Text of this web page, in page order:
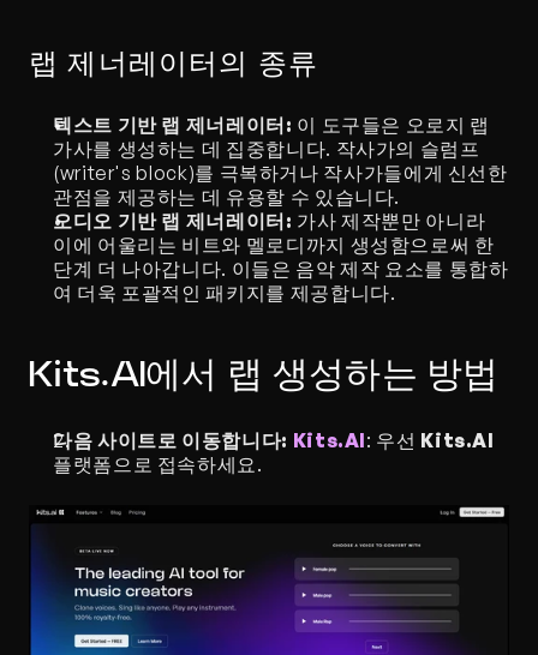
랩 제너레이터의 종류
텍스트 기반 랩 제너레이터: 이 도구들은 오로지 랩
가사를 생성하는 데 집중합니다. 작사가의 슬럼프
(writer's block)를 극복하거나 작사가들에게 신선한
관점을 제공하는 데 유용할 수 있습니다.
오디오 기반 랩 제너레이터: 가사 제작뿐만 아니라
이에 어울리는 비트와 멜로디까지 생성함으로써 한
단계 더 나아갑니다. 이들은 음악 제작 요소를 통합하
여 더욱 포괄적인 패키지를 제공합니다.
Kits.AI에서 랩 생성하는 방법
다음 사이트로 이동합니다: Kits.AI: 우선
플랫폼으로 접속하세요.